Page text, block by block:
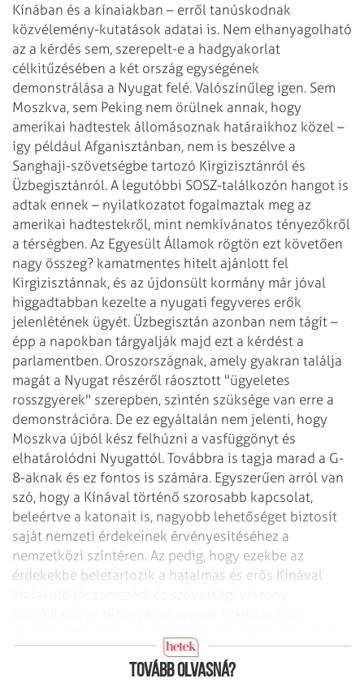
Kínában és a kínaiakban – erről tanúskodnak
közvélemény-kutatások adatai is. Nem elhanyagolható
az a kérdés sem, szerepelt-e a hadgyakorlat
célkitűzésében a két ország egységének
demonstrálása a Nyugat felé. Valószínűleg igen. Sem
Moszkva, sem Peking nem örülnek annak, hogy
amerikai hadtestek állomásoznak határaikhoz közel –
így például Afganisztánban, nem is beszélve a
Sanghaji-szövetségbe tartozó Kirgizisztánról és
Üzbegisztánról. A legutóbbi SOSZ-találkozón hangot is
adtak ennek – nyilatkozatot fogalmaztak meg az
amerikai hadtestekről, mint nemkívánatos tényezőkről
a térségben. Az Egyesült Államok rögtön ezt követően
nagy összeg? kamatmentes hitelt ajánlott fel
Kirgizisztánnak, és az újdonsült kormány már jóval
higgadtabban kezelte a nyugati fegyveres erők
jelenlétének ügyét. Üzbegisztán azonban nem tágít –
épp a napokban tárgyalják majd ezt a kérdést a
parlamentben. Oroszországnak, amely gyakran találja
magát a Nyugat részéről ráosztott "ügyeletes
rosszgyerek" szerepben, szintén szüksége van erre a
demonstrációra. De ez egyáltalán nem jelenti, hogy
Moszkva újból kész felhúzni a vasfüggönyt és
elhatárolódni Nyugattól. Továbbra is tagja marad a G-
8-aknak és ez fontos is számára. Egyszerűen arról van
szó, hogy a Kínával történő szorosabb kapcsolat,
beleértve a katonait is, nagyobb lehetőséget biztosít
saját nemzeti érdekeinek érvényesítéséhez a
nemzetközi színtéren. Az pedig, hogy ezekbe az
érdekekbe beletartozik a hatalmas és erős Kínával
szomszédot, mint Kína ellenségként szeretne látni?
Tovább olvasná?